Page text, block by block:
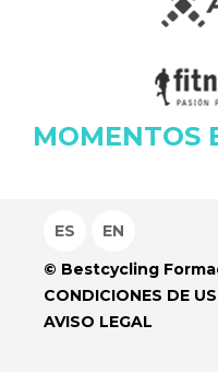
MOMENTOS
ES
EN
© Bestcycling
CONDICIONES DE
AVISO LEGAL